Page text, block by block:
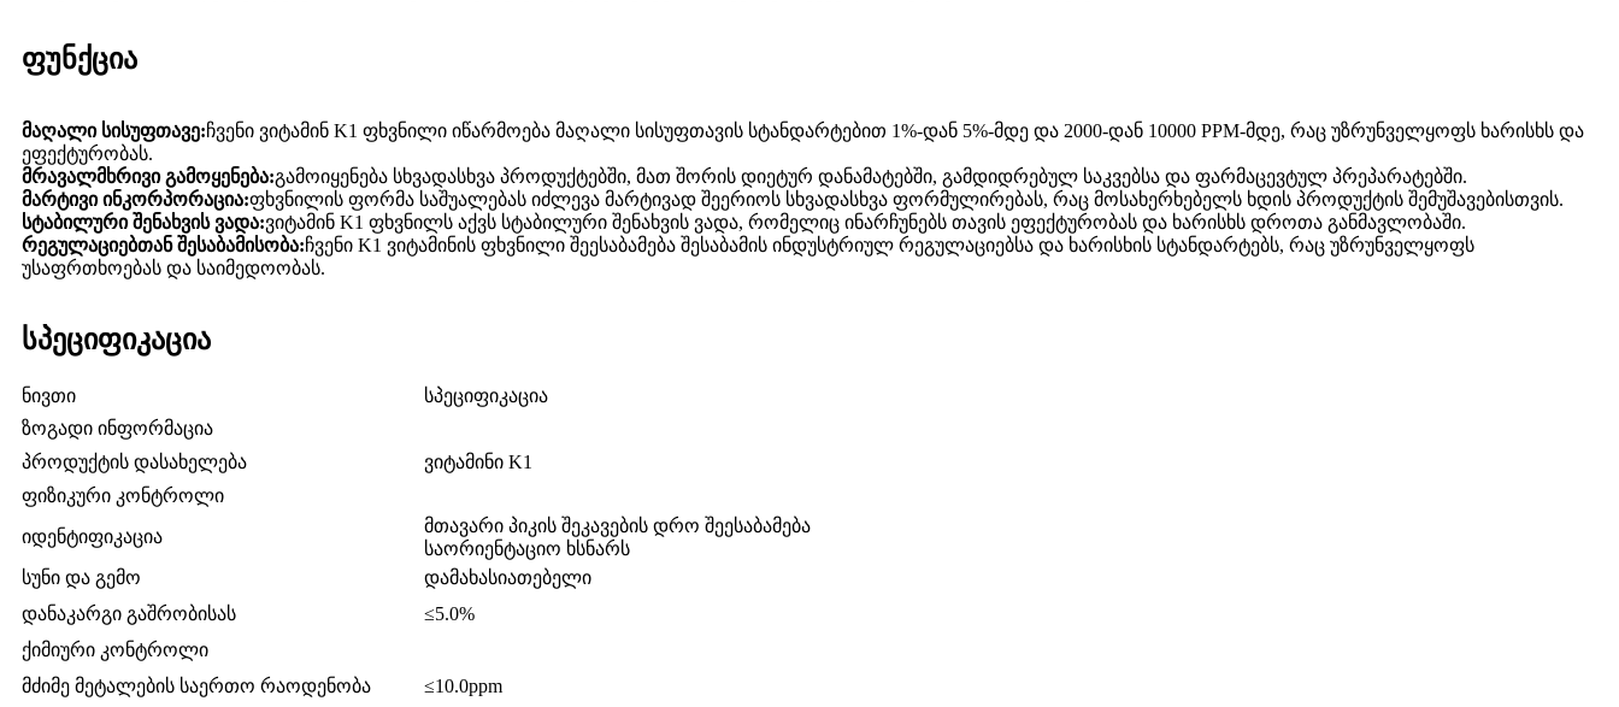
ფუნქცია
მაღალი სისუფთავე:ჩვენი ვიტამინ K1 ფხვნილი იწარმოება მაღალი სისუფთავის სტანდარტებით 1%-დან 5%-მდე და 2000-დან 10000 PPM-მდე, რაც უზრუნველყოფს ხარისხს და
ეფექტურობას.
მრავალმხრივი გამოყენება:გამოიყენება სხვადასხვა პროდუქტებში, მათ შორის დიეტურ დანამატებში, გამდიდრებულ საკვებსა და ფარმაცევტულ პრეპარატებში.
მარტივი ინკორპორაცია:ფხვნილის ფორმა საშუალებას იძლევა მარტივად შეერიოს სხვადასხვა ფორმულირებას, რაც მოსახერხებელს ხდის პროდუქტის შემუშავებისთვის.
სტაბილური შენახვის ვადა:ვიტამინ K1 ფხვნილს აქვს სტაბილური შენახვის ვადა, რომელიც ინარჩუნებს თავის ეფექტურობას და ხარისხს დროთა განმავლობაში.
რეგულაციებთან შესაბამისობა:ჩვენი K1 ვიტამინის ფხვნილი შეესაბამება შესაბამის ინდუსტრიულ რეგულაციებსა და ხარისხის სტანდარტებს, რაც უზრუნველყოფს
უსაფრთხოებას და საიმედოობას.
სპეციფიკაცია
ნივთი
სპეციფიკაცია
ზოგადი ინფორმაცია
პროდუქტის დასახელება
ვიტამინი K1
ფიზიკური კონტროლი
იდენტიფიკაცია
მთავარი პიკის შეკავების დრო შეესაბამება
საორიენტაციო ხსნარს
სუნი და გემო
დამახასიათებელი
დანაკარგი გაშრობისას
≤5.0%
ქიმიური კონტროლი
მძიმე მეტალების საერთო რაოდენობა
≤10.0ppm